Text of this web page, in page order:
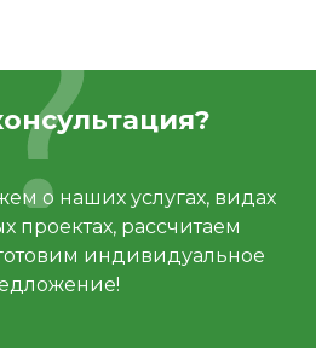
о наших услугах, видах
проектах, рассчитаем
индивидуальное